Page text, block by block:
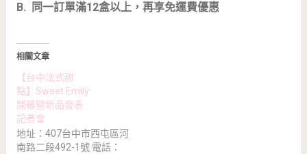
B. 同一訂單滿12盒以上，再享免運費優惠
相關文章
【台中法式甜
點】Sweet Emily
開幕暨新品發表
記者會
地址：407台中市西屯區河
南路二段492-1號 電話：